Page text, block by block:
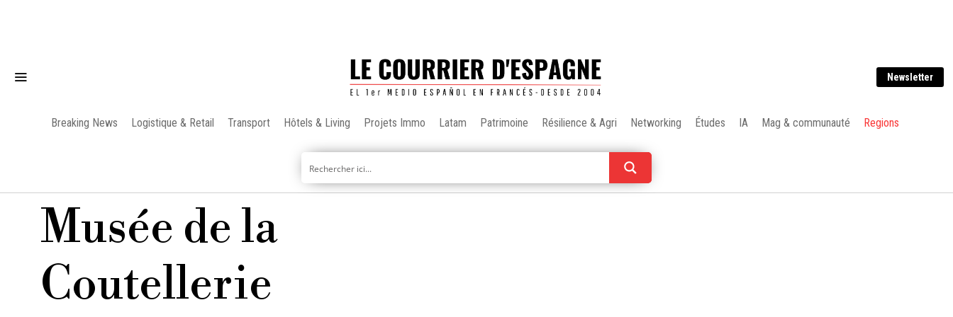
Newsletter
Breaking News Logistique & Retail Transport Hôtels & Living Projets Immo Latam Patrimoine Résilience & Agri Networking Études IA Mag & communauté Regions
Musée de la
Coutellerie